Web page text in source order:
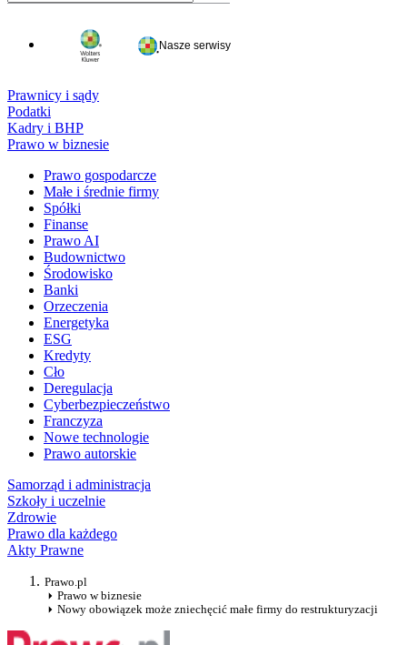
Nasze serwisy
Prawnicy i sądy
Podatki
Kadry i BHP
Prawo w biznesie
Prawo gospodarcze
Małe i średnie firmy
Spółki
Finanse
Prawo AI
Budownictwo
Środowisko
Banki
Orzeczenia
Energetyka
ESG
Kredyty
Cło
Deregulacja
Cyberbezpieczeństwo
Franczyza
Nowe technologie
Prawo autorskie
Samorząd i administracja
Szkoły i uczelnie
Zdrowie
Prawo dla każdego
Akty Prawne
Prawo.pl
Prawo w biznesie
Nowy obowiązek może zniechęcić małe firmy do restrukturyzacji